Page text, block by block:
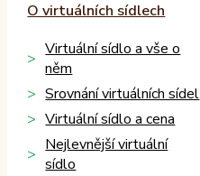
O virtuálních sídlech
Virtuální sídlo a vše o
něm
Srovnání virtuálních sídel
Virtuální sídlo a cena
Nejlevnější virtuální
sídlo